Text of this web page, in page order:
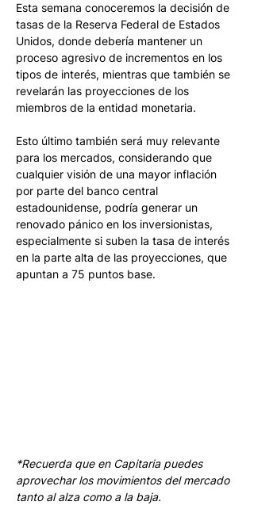
Esta semana conoceremos la decisión de
tasas de la Reserva Federal de Estados
Unidos, donde debería mantener un
proceso agresivo de incrementos en los
tipos de interés, mientras que también se
revelarán las proyecciones de los
miembros de la entidad monetaria.
Esto último también será muy relevante
para los mercados, considerando que
cualquier visión de una mayor inflación
por parte del banco central
estadounidense, podría generar un
renovado pánico en los inversionistas,
especialmente si suben la tasa de interés
en la parte alta de las proyecciones, que
apuntan a 75 puntos base.
*Recuerda que en Capitaria puedes
aprovechar los movimientos del mercado
tanto al alza como a la baja.